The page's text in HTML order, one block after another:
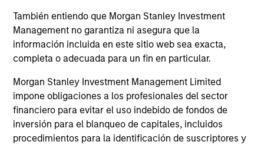
También entiendo que Morgan Stanley Investment
Management no garantiza ni asegura que la
información incluida en este sitio web sea exacta,
completa o adecuada para un fin en particular.
Morgan Stanley Investment Management Limited
impone obligaciones a los profesionales del sector
financiero para evitar el uso indebido de fondos de
inversión para el blanqueo de capitales, incluidos
procedimientos para la identificación de suscriptores y
representante en Suiza copias del Prospectus, KID o KIID,
los Estatutos y los informes anual y semestral, en alemán,
así como información adicional. El representante en Suiza
es Carnegie Fund Services S.A., 11, rue du Général-Dufour,
1204 Ginebra. El agente de pagos en Suiza es Banque
En caso de que la sociedad gestora del fondo
correspondiente decida resolver su contrato para la
comercialización del fondo en cualquier país del EEE en
que se encuentre inscrito a tales efectos, será de
conformidad con la normativa para OICVM.